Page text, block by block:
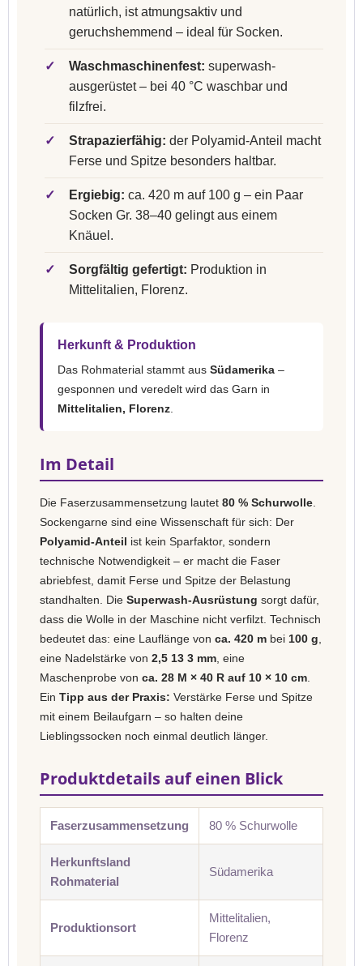
natürlich, ist atmungsaktiv und
geruchshemmend – ideal für Socken.
✓ Waschmaschinenfest: superwash-
ausgerüstet – bei 40 °C waschbar und
filzfrei.
✓ Strapazierfähig: der Polyamid-Anteil macht
Ferse und Spitze besonders haltbar.
✓ Ergiebig: ca. 420 m auf 100 g – ein Paar
Socken Gr. 38–40 gelingt aus einem
Knäuel.
✓ Sorgfältig gefertigt: Produktion in
Mittelitalien, Florenz.
Herkunft & Produktion
Das Rohmaterial stammt aus Südamerika –
gesponnen und veredelt wird das Garn in
Mittelitalien, Florenz
Im Detail
Die Faserzusammensetzung lautet 80 % Schurwolle
Sockengarne sind eine Wissenschaft für sich: Der
Polyamid-Anteil ist kein Sparfaktor, sondern
technische Notwendigkeit – er macht die Faser
abriebfest, damit Ferse und Spitze der Belastung
standhalten. Die Superwash-Ausrüstung sorgt dafür,
dass die Wolle in der Maschine nicht verfilzt. Technisch
bedeutet das: eine Lauflänge von ca. 420 m bei 100 g
eine Nadelstärke von 2,5 13 3 mm , eine
Maschenprobe von ca. 28 M × 40 R auf 10 × 10 cm
Ein Tipp aus der Praxis: Verstärke Ferse und Spitze
mit einem Beilaufgarn – so halten deine
Lieblingssocken noch einmal deutlich länger.
Produktdetails auf einen Blick
Faserzusammensetzung 80 % Schurwolle
Herkunftsland
Rohmaterial
Südamerika
Produktionsort
Mittelitalien,
Florenz